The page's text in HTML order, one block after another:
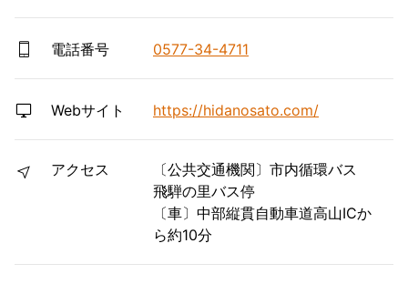
電話番号 0577-34-4711
Webサイト https://hidanosato.com/
アクセス
〔公共交通機関〕市内循環バス
飛騨の里バス停
〔車〕中部縦貫自動車道高山ICか
ら約10分